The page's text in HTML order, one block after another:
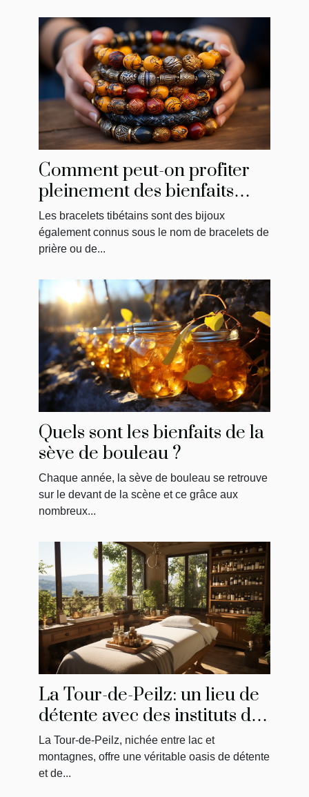
Comment peut-on profiter
pleinement des bienfaits
d’un bracelet tibétain ?
Les bracelets tibétains sont des bijoux
également connus sous le nom de bracelets de
prière ou de...
Quels sont les bienfaits de la
sève de bouleau ?
Chaque année, la sève de bouleau se retrouve
sur le devant de la scène et ce grâce aux
nombreux...
La Tour-de-Peilz: un lieu de
détente avec des instituts de
massage uniques
La Tour-de-Peilz, nichée entre lac et
montagnes, offre une véritable oasis de détente
et de...